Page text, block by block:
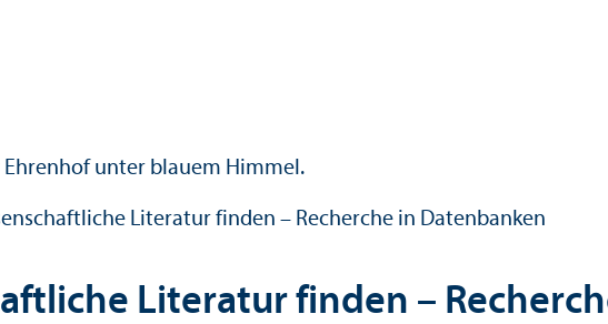
Literatur finden – Recherche in Datenbanken
Literatur finden –